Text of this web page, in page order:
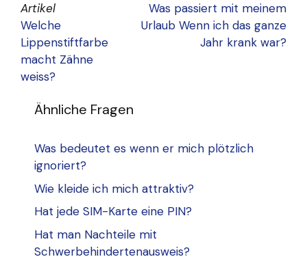
Artikel
Welche
Lippenstiftfarbe
macht Zähne
weiss?
Was passiert mit meinem
Urlaub Wenn ich das ganze
Jahr krank war?
Ähnliche Fragen
Was bedeutet es wenn er mich plötzlich
ignoriert?
Wie kleide ich mich attraktiv?
Hat jede SIM-Karte eine PIN?
Hat man Nachteile mit
Schwerbehindertenausweis?